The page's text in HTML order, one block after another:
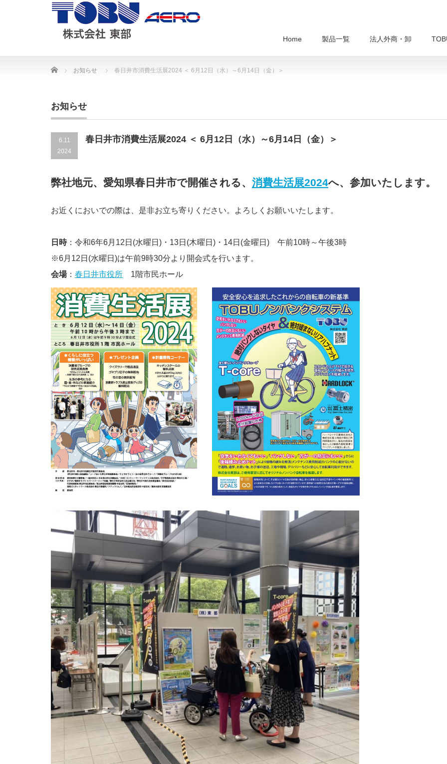
Home 製品一覧 法人外商・卸
Home お知らせ 春日井市消費生活展2024 ＜ 6月12日（水）～6月14日（金）＞
お知らせ
6.11
2024
春日井市消費生活展2024 ＜ 6月12日（水）～6月14日（金）＞
弊社地元、愛知県春日井市で開催される、 消費生活展2024へ、参加いたします。
お近くにおいでの際は、是非お立ち寄りください。よろしくお願いいたします。
日時：令和6年6月12日(水曜日)・13日(木曜日)・14日(金曜日) 午前10時～午後3時
※6月12日(水曜日)は午前9時30分より開会式を行います。
会場： 春日井市役所 1階市民ホール